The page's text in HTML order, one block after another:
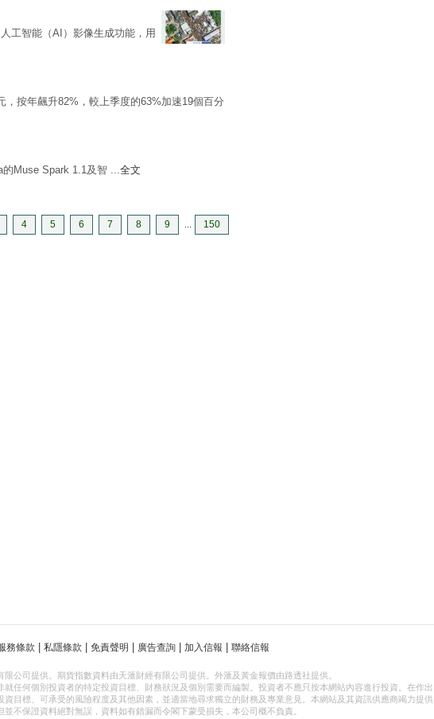
工智能（AI）影像生成功能，用
，按年飆升82%，較上季度的63%加速19個百分
Muse Spark 1.1及智 ...全文
4 5 6 7 8 9 ... 150
務條款 私隱條款 免責聲明 廣告查詢 加入信報 聯絡信報
限公司提供。期貨指數資料由天滙財經有限公司提供。外滙及黃金報價由路透社提供。
任何個別投資者的特定投資目標、財務狀況及個別需要而編製。投資者不應只按本網站內容進行投資。在作出
目標、可承受的風險程度及其他因素，並適當地尋求獨立的財務及專業意見。本網站及其資訊供應商竭力提供
並不保證資料絕對無誤，資料如有錯漏而令閣下蒙受損失，本公司概不負責。